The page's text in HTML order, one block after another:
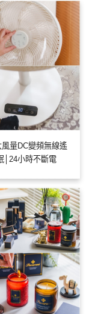
量DC變頻無線遙
│24小時不斷電